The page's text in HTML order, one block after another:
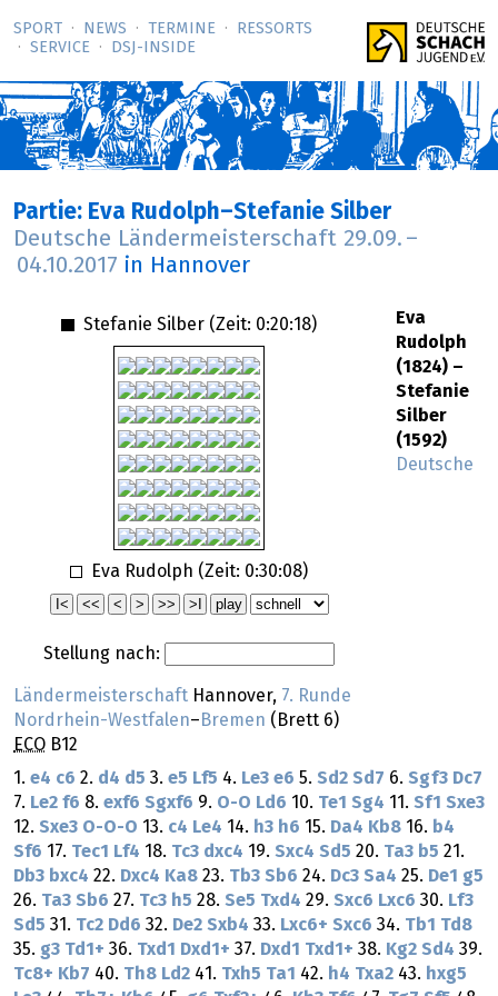
SPORT NEWS TERMINE
RESSORTS
SERVICE
DSJ-­INSIDE
Partie: Eva Rudolph–Stefanie Silber
Deutsche Ländermeisterschaft 29.09. –
04.10.2017 in Hannover
Stefanie Silber (Zeit: 0:20:18)
Eva Rudolph (Zeit: 0:30:08)
Stellung nach:
Eva
Rudolph
(1824) –
Stefanie
Silber
(1592)
Deutsche
Ländermeisterschaft Hannover, 7. Runde
Nordrhein-Westfalen– Bremen (Brett 6)
ECO B12
1. e4 c6 2. d4 d5 3. e5 Lf5 4. Le3 e6 5. Sd2 Sd7 6. Sgf3 Dc7
7. Le2 f6 8. exf6 Sgxf6 9. O-O Ld6 10. Te1 Sg4 11. Sf1 Sxe3
12. Sxe3 O-O-O 13. c4 Le4 14. h3 h6 15. Da4 Kb8 16. b4
Sf6 17. Tec1 Lf4 18. Tc3 dxc4 19. Sxc4 Sd5 20. Ta3 b5 21.
Db3 bxc4 22. Dxc4 Ka8 23. Tb3 Sb6 24. Dc3 Sa4 25. De1 g5
26. Ta3 Sb6 27. Tc3 h5 28. Se5 Txd4 29. Sxc6 Lxc6 30. Lf3
Sd5 31. Tc2 Dd6 32. De2 Sxb4 33. Lxc6+ Sxc6 34. Tb1 Td8
35. g3 Td1+ 36. Txd1 Dxd1+ 37. Dxd1 Txd1+ 38. Kg2 Sd4 39.
Tc8+ Kb7 40. Th8 Ld2 41. Txh5 Ta1 42. h4 Txa2 43. hxg5